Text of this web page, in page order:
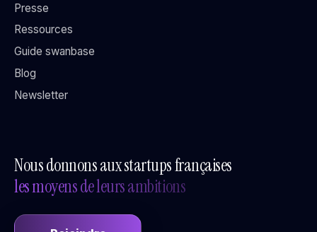
Presse
Ressources
Guide swanbase
Blog
Newsletter
Nous donnons aux startups françaises
les moyens de leurs ambitions